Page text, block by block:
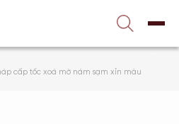
cấp tốc xoá mờ nám sạm xỉn màu